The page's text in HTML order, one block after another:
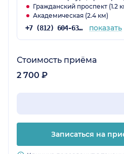
Гражданский проспект (1.2
Академическая (2.4 км)
+7 (812) 604-63-57 показать
Стоимость приёма
2 700 ₽
Записаться на